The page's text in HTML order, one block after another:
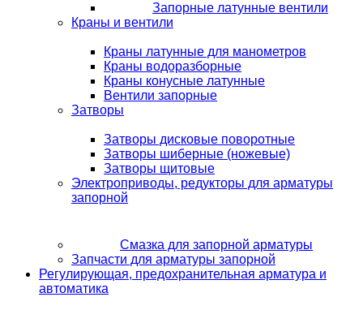
Запорные латунные вентили
Краны и вентили
Краны латунные для манометров
Краны водоразборные
Краны конусные латунные
Вентили запорные
Затворы
Затворы дисковые поворотные
Затворы шиберные (ножевые)
Затворы щитовые
Электроприводы, редукторы для арматуры
запорной
Смазка для запорной арматуры
Запчасти для арматуры запорной
Регулирующая, предохранительная арматура и
автоматика